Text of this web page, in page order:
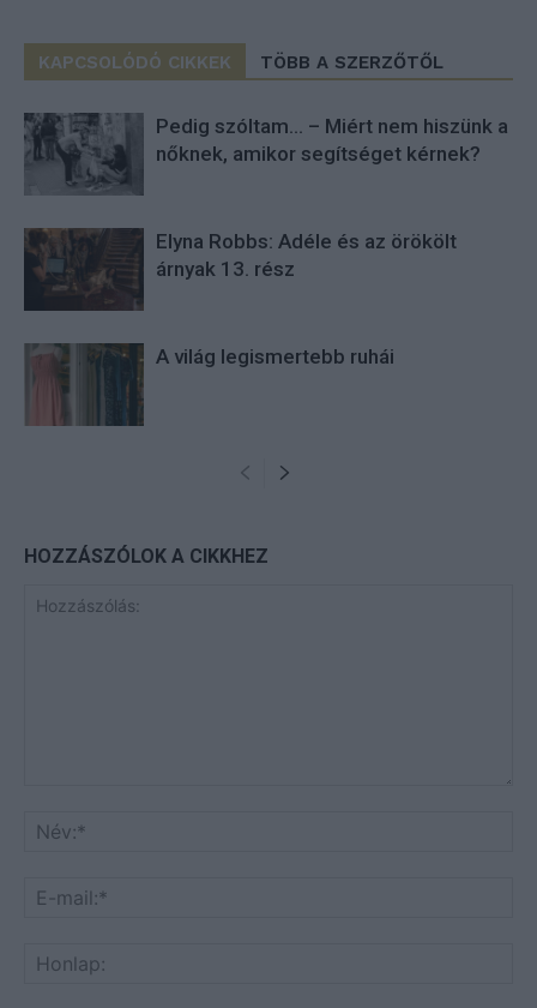
KAPCSOLÓDÓ CIKKEK TÖBB A SZERZŐTŐL
Pedig szóltam… – Miért nem hiszünk a
nőknek, amikor segítséget kérnek?
Elyna Robbs: Adéle és az örökölt
árnyak 13. rész
A világ legismertebb ruhái
HOZZÁSZÓLOK A CIKKHEZ